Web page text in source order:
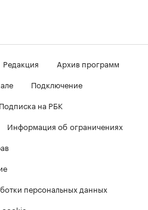
Редакция
Архив программ
Подключение
Подписка на РБК
Информация об ограничениях
персональных данных